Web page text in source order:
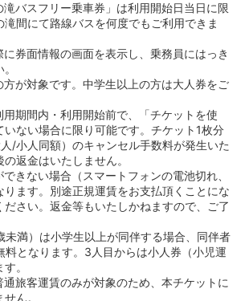
バスフリー乗車券」は利用開始日当日に限
滝間にて路線バスを何度でもご利用できま
券面情報の画面を表示し、乗務員にはっき
が対象です。中学生以上の方は大人券をご
期間内・利用開始前で、「チケットを使
いない場合に限り可能です。チケット1枚分
/小人同額）のキャンセル手数料が発生いた
返金はいたしません。
きない場合（スマートフォンの電池切れ、
ります。別途正規運賃をお支払頂くことにな
ださい。返金等もいたしかねますので、ご了
満）は小学生以上が同伴する場合、同伴者
料となります。3人目からは小人券（小児運
。
旅客運賃のみが対象のため、本チケットに
ん。